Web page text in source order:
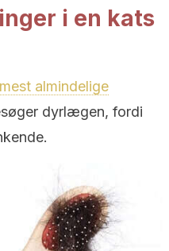
i en kats
almindelige
dyrlægen, fordi